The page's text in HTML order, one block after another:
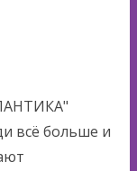
всё больше и